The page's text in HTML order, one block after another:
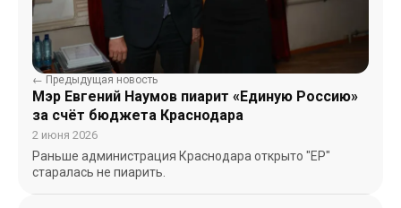
← Предыдущая новость
Мэр Евгений Наумов пиарит «Единую Россию»
за счёт бюджета Краснодара
2 июня 2026
Раньше администрация Краснодара открыто "ЕР"
старалась не пиарить.